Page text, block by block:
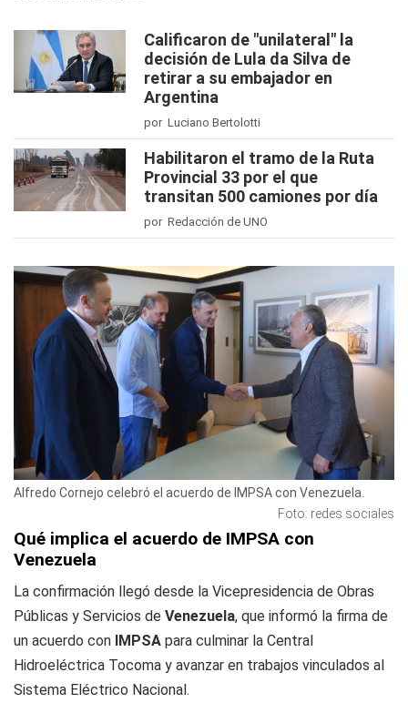
Calificaron de "unilateral" la
decisión de Lula da Silva de
retirar a su embajador en
Argentina
por Luciano Bertolotti
Habilitaron el tramo de la Ruta
Provincial 33 por el que
transitan 500 camiones por día
por Redacción de UNO
Alfredo Cornejo celebró el acuerdo de IMPSA con Venezuela.
Foto: redes sociales
Qué implica el acuerdo de IMPSA con
Venezuela
La confirmación llegó desde la Vicepresidencia de Obras
Públicas y Servicios de Venezuela, que informó la firma de
un acuerdo con IMPSA para culminar la Central
Hidroeléctrica Tocoma y avanzar en trabajos vinculados al
Sistema Eléctrico Nacional.